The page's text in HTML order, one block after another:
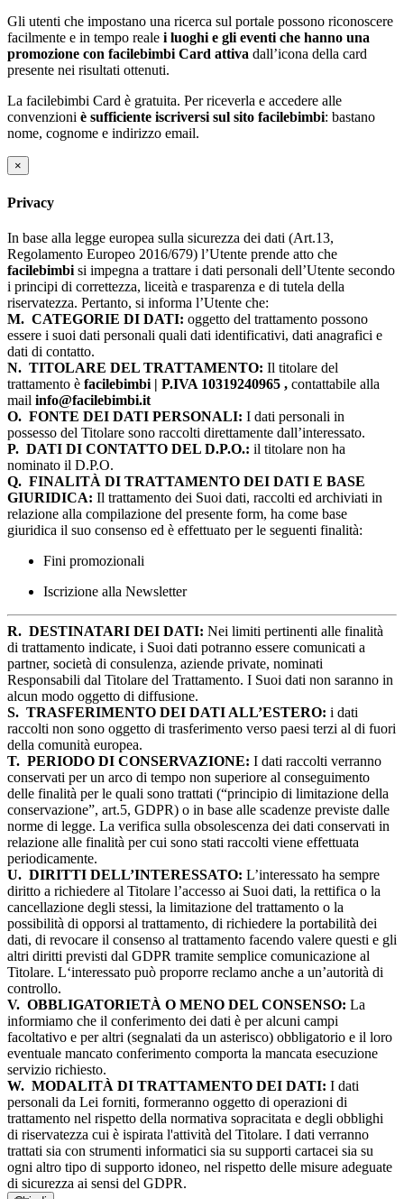
Gli utenti che impostano una ricerca sul portale possono riconoscere
facilmente e in tempo reale i luoghi e gli eventi che hanno una
promozione con facilebimbi Card attiva dall’icona della card
presente nei risultati ottenuti.
La facilebimbi Card è gratuita. Per riceverla e accedere alle
convenzioni è sufficiente iscriversi sul sito facilebimbi: bastano
nome, cognome e indirizzo email.
×
Privacy
In base alla legge europea sulla sicurezza dei dati (Art.13,
Regolamento Europeo 2016/679) l’Utente prende atto che
facilebimbi si impegna a trattare i dati personali dell’Utente secondo
i principi di correttezza, liceità e trasparenza e di tutela della
riservatezza. Pertanto, si informa l’Utente che:
M. CATEGORIE DI DATI: oggetto del trattamento possono
essere i suoi dati personali quali dati identificativi, dati anagrafici e
dati di contatto.
N. TITOLARE DEL TRATTAMENTO: Il titolare del
trattamento è facilebimbi | P.IVA 10319240965 , contattabile alla
mail info@facilebimbi.it
O. FONTE DEI DATI PERSONALI: I dati personali in
possesso del Titolare sono raccolti direttamente dall’interessato.
P. DATI DI CONTATTO DEL D.P.O.: il titolare non ha
nominato il D.P.O.
Q. FINALITÀ DI TRATTAMENTO DEI DATI E BASE
GIURIDICA: Il trattamento dei Suoi dati, raccolti ed archiviati in
relazione alla compilazione del presente form, ha come base
giuridica il suo consenso ed è effettuato per le seguenti finalità:
Fini promozionali
Iscrizione alla Newsletter
R. DESTINATARI DEI DATI: Nei limiti pertinenti alle finalità
di trattamento indicate, i Suoi dati potranno essere comunicati a
partner, società di consulenza, aziende private, nominati
Responsabili dal Titolare del Trattamento. I Suoi dati non saranno in
alcun modo oggetto di diffusione.
S. TRASFERIMENTO DEI DATI ALL’ESTERO: i dati
raccolti non sono oggetto di trasferimento verso paesi terzi al di fuori
della comunità europea.
T. PERIODO DI CONSERVAZIONE: I dati raccolti verranno
conservati per un arco di tempo non superiore al conseguimento
delle finalità per le quali sono trattati (“principio di limitazione della
conservazione”, art.5, GDPR) o in base alle scadenze previste dalle
norme di legge. La verifica sulla obsolescenza dei dati conservati in
relazione alle finalità per cui sono stati raccolti viene effettuata
periodicamente.
U. DIRITTI DELL’INTERESSATO: L’interessato ha sempre
diritto a richiedere al Titolare l’accesso ai Suoi dati, la rettifica o la
cancellazione degli stessi, la limitazione del trattamento o la
possibilità di opporsi al trattamento, di richiedere la portabilità dei
dati, di revocare il consenso al trattamento facendo valere questi e gli
altri diritti previsti dal GDPR tramite semplice comunicazione al
Titolare. L‘interessato può proporre reclamo anche a un’autorità di
controllo.
V. OBBLIGATORIETÀ O MENO DEL CONSENSO: La
informiamo che il conferimento dei dati è per alcuni campi
facoltativo e per altri (segnalati da un asterisco) obbligatorio e il loro
eventuale mancato conferimento comporta la mancata esecuzione
servizio richiesto.
W. MODALITÀ DI TRATTAMENTO DEI DATI: I dati
personali da Lei forniti, formeranno oggetto di operazioni di
trattamento nel rispetto della normativa sopracitata e degli obblighi
di riservatezza cui è ispirata l'attività del Titolare. I dati verranno
trattati sia con strumenti informatici sia su supporti cartacei sia su
ogni altro tipo di supporto idoneo, nel rispetto delle misure adeguate
di sicurezza ai sensi del GDPR.